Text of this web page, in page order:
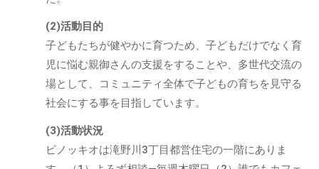
(2)活動目的
子どもたちが健やかに育つため、子どもだけでなく育
児に悩む親御さんの支援をすることや、多世代交流の
場として、コミュニティ全体で子どもの育ちを見守る
社会にする事を目指しています。
(3)活動状況
ピノッキオは滝野川3丁目都営住宅の一階にありま